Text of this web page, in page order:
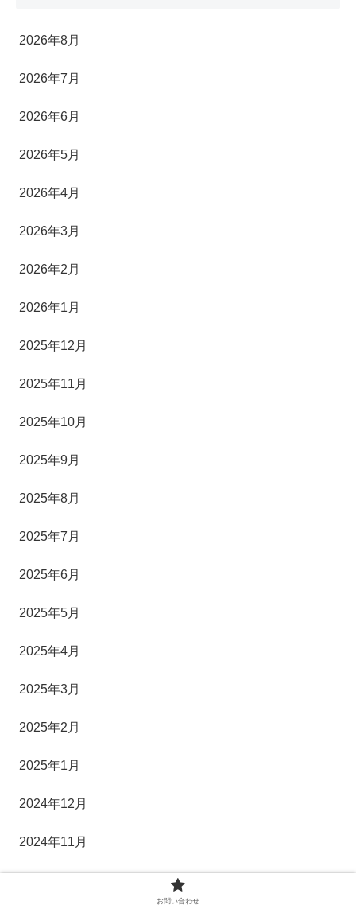
2026年8月
2026年7月
2026年6月
2026年5月
2026年4月
2026年3月
2026年2月
2026年1月
2025年12月
2025年11月
2025年10月
2025年9月
2025年8月
2025年7月
2025年6月
2025年5月
2025年4月
2025年3月
2025年2月
2025年1月
2024年12月
2024年11月
お問い合わせ